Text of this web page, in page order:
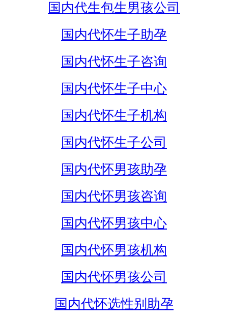
国内代生包生男孩公司
国内代怀生子助孕
国内代怀生子咨询
国内代怀生子中心
国内代怀生子机构
国内代怀生子公司
国内代怀男孩助孕
国内代怀男孩咨询
国内代怀男孩中心
国内代怀男孩机构
国内代怀男孩公司
国内代怀选性别助孕